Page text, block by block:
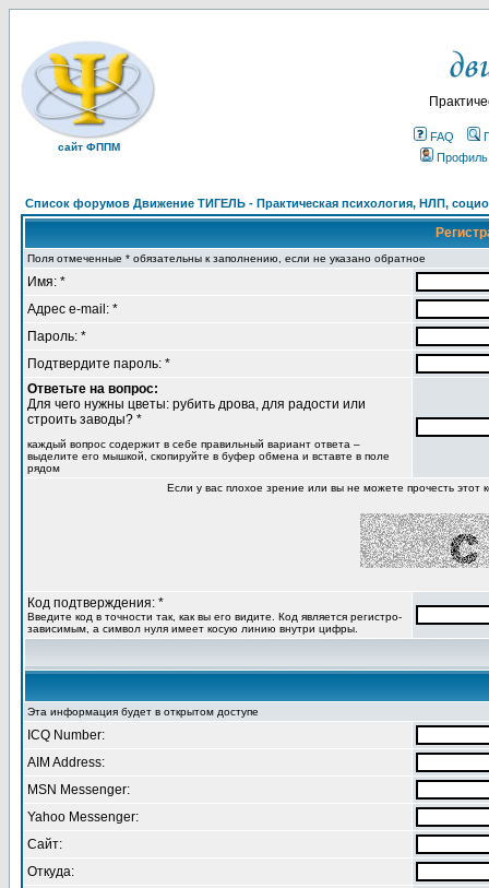
сайт ФППМ
FAQ
Профиль
Список форумов Движение ТИГЕЛЬ - Практическая психология, НЛП,
Поля отмеченные * обязательны к заполнению, если не указано обратное
Имя: *
Адрес e-mail: *
Пароль: *
Подтвердите пароль: *
Ответьте на вопрос:
Для чего нужны цветы: рубить дрова, для радости или
строить заводы? *
каждый вопрос содержит в себе правильный вариант ответа –
выделите его мышкой, скопируйте в буфер обмена и вставте в поле
рядом
Если у вас плохое зрение или вы не можете прочесть этот
Код подтверждения: *
Введите код в точности так, как вы его видите. Код является регистро-
зависимым, а символ нуля имеет косую линию внутри цифры.
Эта информация будет в открытом доступе
ICQ Number:
AIM Address:
MSN Messenger:
Yahoo Messenger:
Сайт:
Откуда: